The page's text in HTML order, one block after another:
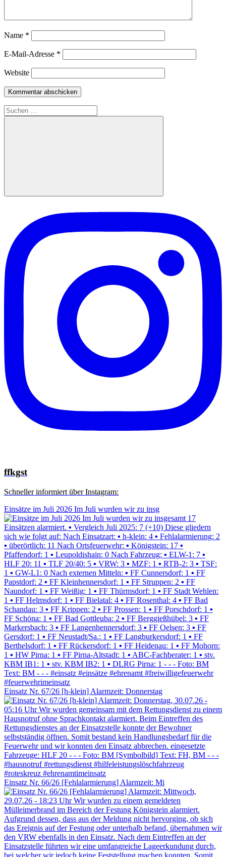
Name *
E-Mail-Adresse *
Website
Suchen
nach:
Suchen
ffkgst
Schneller informiert über Instagram:
Einsätze im Juli 2026 Im Juli wurden wir zu insg
Einsatz Nr. 67/26 [h-klein] Alarmzeit: Donnerstag
Einsatz Nr. 66/26 [Fehlalarmierung] Alarmzeit: Mi